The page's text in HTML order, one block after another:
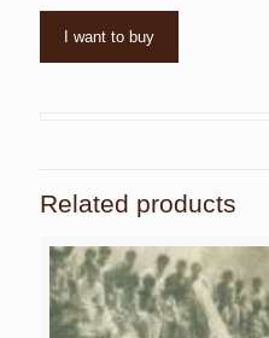
I want to buy
Related products